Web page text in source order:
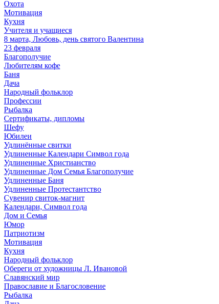
Охота
Мотивация
Кухня
Учителя и учащиеся
8 марта, Любовь, день святого Валентина
23 февраля
Благополучие
Любителям кофе
Баня
Дача
Народный фольклор
Профессии
Рыбалка
Сертификаты, дипломы
Шефу
Юбилеи
Удлинённые свитки
Удлиненные Календари Символ года
Удлиненные Христианство
Удлиненные Дом Семья Благополучие
Удлиненные Баня
Удлиненные Протестантство
Сувенир свиток-магнит
Календари, Символ года
Дом и Семья
Юмор
Патриотизм
Мотивация
Кухня
Народный фольклор
Обереги от художницы Л. Ивановой
Славянский мир
Православие и Благословение
Рыбалка